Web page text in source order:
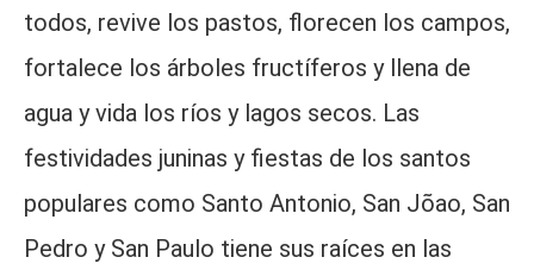
todos, revive los pastos, florecen los campos,
fortalece los árboles fructíferos y llena de
agua y vida los ríos y lagos secos. Las
festividades juninas y fiestas de los santos
populares como Santo Antonio, San Jõao, San
Pedro y San Paulo tiene sus raíces en las